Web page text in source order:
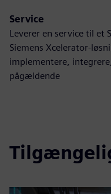
Service
Leverer en service til et
Siemens Xcelerator-
implementere,
pågældende